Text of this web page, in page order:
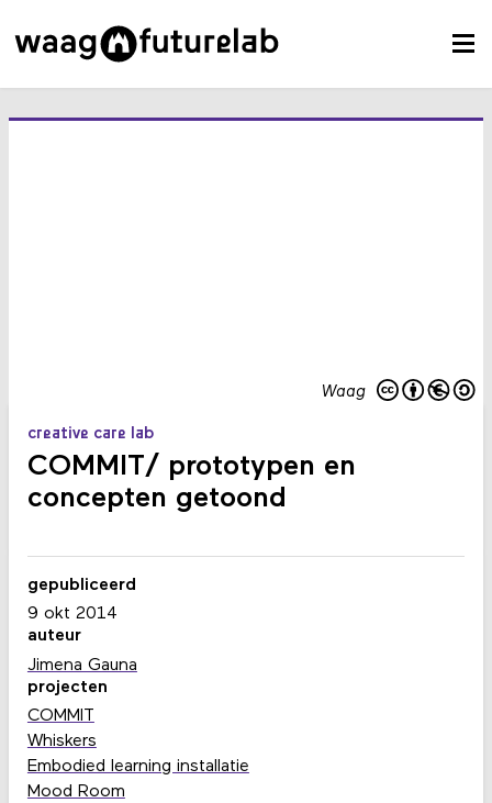
Waag
creative care lab
COMMIT/ prototypen en
concepten getoond
gepubliceerd
9 okt 2014
auteur
Jimena Gauna
projecten
COMMIT
Whiskers
Embodied learning installatie
Mood Room